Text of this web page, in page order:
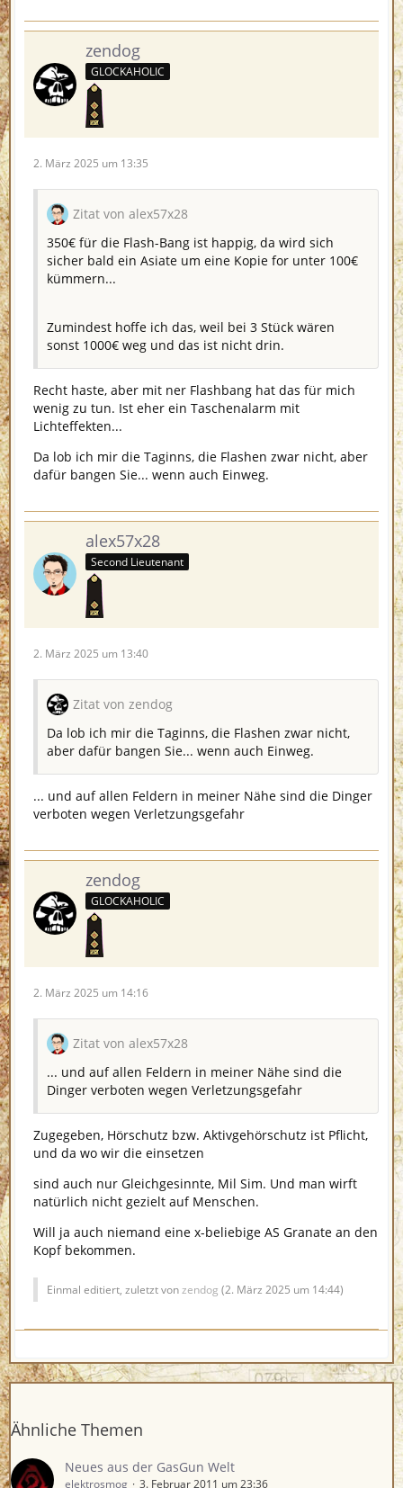
zendog
GLOCKAHOLIC
2. März 2025 um 13:35
Zitat von alex57x28
350€ für die Flash-Bang ist happig, da wird sich
sicher bald ein Asiate um eine Kopie for unter 100€
kümmern...
Zumindest hoffe ich das, weil bei 3 Stück wären
sonst 1000€ weg und das ist nicht drin.
Recht haste, aber mit ner Flashbang hat das für mich
wenig zu tun. Ist eher ein Taschenalarm mit
Lichteffekten...
Da lob ich mir die Taginns, die Flashen zwar nicht, aber
dafür bangen Sie... wenn auch Einweg.
alex57x28
Second Lieutenant
2. März 2025 um 13:40
Zitat von zendog
Da lob ich mir die Taginns, die Flashen zwar nicht,
aber dafür bangen Sie... wenn auch Einweg.
... und auf allen Feldern in meiner Nähe sind die Dinger
verboten wegen Verletzungsgefahr
zendog
GLOCKAHOLIC
2. März 2025 um 14:16
Zitat von alex57x28
... und auf allen Feldern in meiner Nähe sind die
Dinger verboten wegen Verletzungsgefahr
Zugegeben, Hörschutz bzw. Aktivgehörschutz ist Pflicht,
und da wo wir die einsetzen
sind auch nur Gleichgesinnte, Mil Sim. Und man wirft
natürlich nicht gezielt auf Menschen.
Will ja auch niemand eine x-beliebige AS Granate an den
Kopf bekommen.
Einmal editiert, zuletzt vonzendog (2. März 2025 um 14:44)
Ähnliche Themen
Neues aus der GasGun Welt
elektrosmog 3. Februar 2011 um 23:36